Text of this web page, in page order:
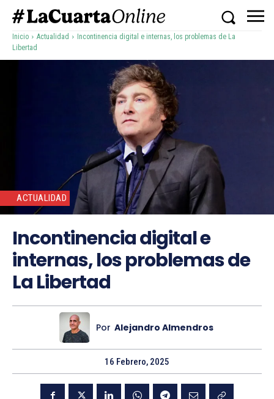
Inicio Actualidad
Incontinencia digital e internas, los problemas de La
Libertad
ACTUALIDAD
Incontinencia digital e
internas, los problemas de
La Libertad
Por Alejandro Almendros
16 Febrero, 2025